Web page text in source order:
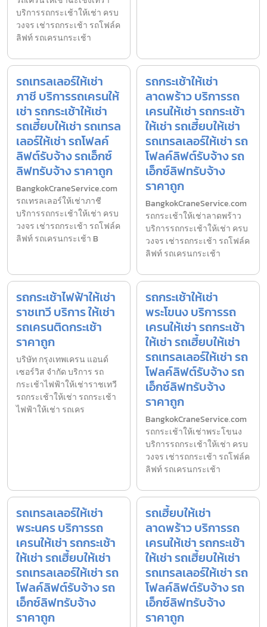
บริการรถกระเช้าให้เช่า ครบ
วงจร เช่ารถกระเช้า รถโฟล์ค
ลิฟท์ รถเครนกระเช้า
รถเทรลเลอร์ให้เช่า
ภาชี บริการรถเครนให้
เช่า รถกระเช้าให้เช่า
รถเฮี้ยบให้เช่า รถเทรล
เลอร์ให้เช่า รถโฟลค์
ลิฟต์รับจ้าง รถเอ็กซ์
ลิฟทรับจ้าง ราคาถูก
BangkokCraneService.com
รถเทรลเลอร์ให้เช่าภาชี
บริการรถกระเช้าให้เช่า ครบ
วงจร เช่ารถกระเช้า รถโฟล์ค
ลิฟท์ รถเครนกระเช้า B
รถกระเช้าให้เช่า
ลาดพร้าว บริการรถ
เครนให้เช่า รถกระเช้า
ให้เช่า รถเฮี้ยบให้เช่า
รถเทรลเลอร์ให้เช่า รถ
โฟลค์ลิฟต์รับจ้าง รถ
เอ็กซ์ลิฟทรับจ้าง
ราคาถูก
BangkokCraneService.com
รถกระเช้าให้เช่าลาดพร้าว
บริการรถกระเช้าให้เช่า ครบ
วงจร เช่ารถกระเช้า รถโฟล์ค
ลิฟท์ รถเครนกระเช้า
รถกระเช้าไฟฟ้าให้เช่า
ราชเทวี บริการ ให้เช่า
รถเครนติดกระเช้า
ราคาถูก
บริษัท กรุงเทพเครน แอนด์
เซอร์วิส จำกัด บริการ รถ
กระเช้าไฟฟ้าให้เช่าราชเทวี
รถกระเช้าให้เช่า รถกระเช้า
ไฟฟ้าให้เช่า รถเคร
รถกระเช้าให้เช่า
พระโขนง บริการรถ
เครนให้เช่า รถกระเช้า
ให้เช่า รถเฮี้ยบให้เช่า
รถเทรลเลอร์ให้เช่า รถ
โฟลค์ลิฟต์รับจ้าง รถ
เอ็กซ์ลิฟทรับจ้าง
ราคาถูก
BangkokCraneService.com
รถกระเช้าให้เช่าพระโขนง
บริการรถกระเช้าให้เช่า ครบ
วงจร เช่ารถกระเช้า รถโฟล์ค
ลิฟท์ รถเครนกระเช้า
รถเทรลเลอร์ให้เช่า
พระนคร บริการรถ
เครนให้เช่า รถกระเช้า
ให้เช่า รถเฮี้ยบให้เช่า
รถเทรลเลอร์ให้เช่า รถ
โฟลค์ลิฟต์รับจ้าง รถ
เอ็กซ์ลิฟทรับจ้าง
ราคาถูก
รถเฮี้ยบให้เช่า
ลาดพร้าว บริการรถ
เครนให้เช่า รถกระเช้า
ให้เช่า รถเฮี้ยบให้เช่า
รถเทรลเลอร์ให้เช่า รถ
โฟลค์ลิฟต์รับจ้าง รถ
เอ็กซ์ลิฟทรับจ้าง
ราคาถูก